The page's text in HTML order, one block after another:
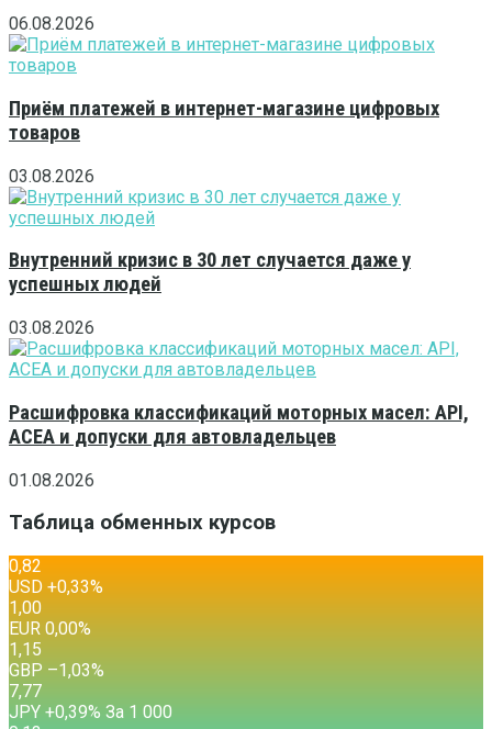
06.08.2026
Приём платежей в интернет-магазине цифровых
товаров
03.08.2026
Внутренний кризис в 30 лет случается даже у
успешных людей
03.08.2026
Расшифровка классификаций моторных масел: API,
ACEA и допуски для автовладельцев
01.08.2026
Таблица обменных курсов
0,82
USD +0,33%
1,00
EUR 0,00%
1,15
GBP –1,03%
7,77
JPY +0,39% За 1 000